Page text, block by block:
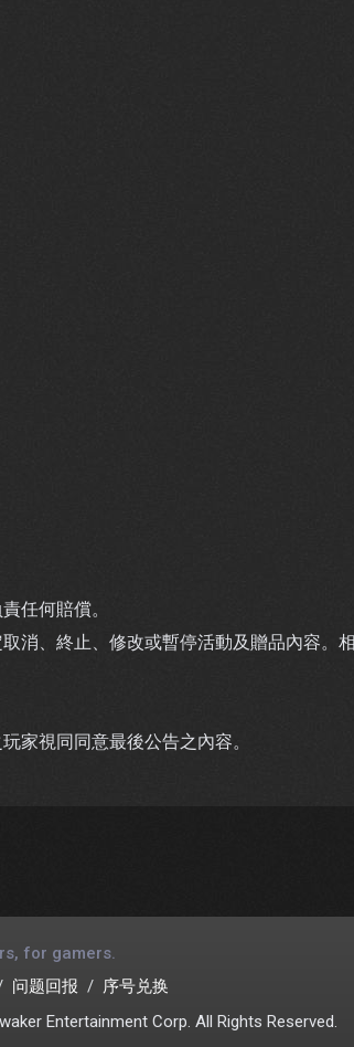
任何賠償。
消、終止、修改或暫停活動及贈品內容。
家視同同意最後公告之內容。
for gamers.
问题回报
序号兑换
Entertainment Corp. All Rights Reserved.